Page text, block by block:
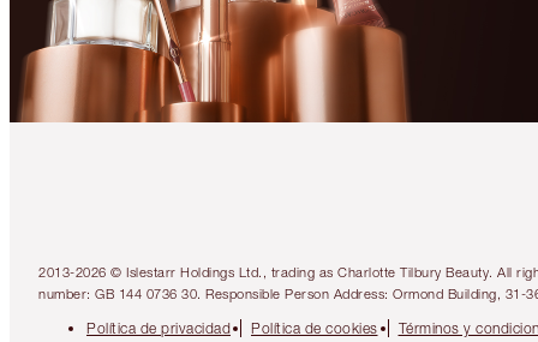
2013-2026 © Islestarr Holdings Ltd., trading as Charlotte Tilbury Beauty. All
number: GB 144 0736 30. Responsible Person Address: Ormond Building, 31-
Política de privacidad Política de cookies Términos y